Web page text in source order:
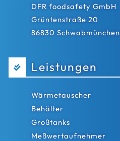
DFR foodsafety GmbH
Grüntenstraße 20
86830 Schwabmünchen
Leistungen
Wärmetauscher
Behälter
Großtanks
Meßwertaufnehmer